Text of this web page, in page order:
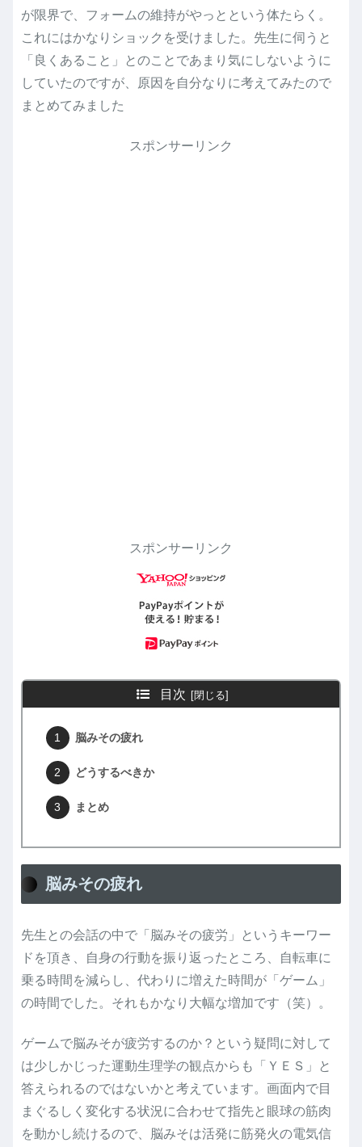
が限界で、フォームの維持がやっとという体たらく。
これにはかなりショックを受けました。先生に伺うと
「良くあること」とのことであまり気にしないように
していたのですが、原因を自分なりに考えてみたので
まとめてみました
スポンサーリンク
スポンサーリンク
目次
脳みその疲れ
どうするべきか
まとめ
脳みその疲れ
先生との会話の中で「脳みその疲労」というキーワー
ドを頂き、自身の行動を振り返ったところ、自転車に
乗る時間を減らし、代わりに増えた時間が「ゲーム」
の時間でした。それもかなり大幅な増加です（笑）。
ゲームで脳みそが疲労するのか？という疑問に対して
は少しかじった運動生理学の観点からも「ＹＥＳ」と
答えられるのではないかと考えています。画面内で目
まぐるしく変化する状況に合わせて指先と眼球の筋肉
を動かし続けるので、脳みそは活発に筋発火の電気信